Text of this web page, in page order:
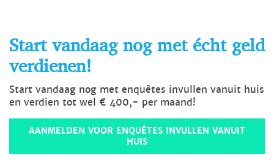
Start vandaag nog met écht geld
verdienen!
Start vandaag nog met enquêtes invullen vanuit huis
en verdien tot wel € 400,- per maand!
AANMELDEN VOOR ENQUÊTES INVULLEN VANUIT
HUIS